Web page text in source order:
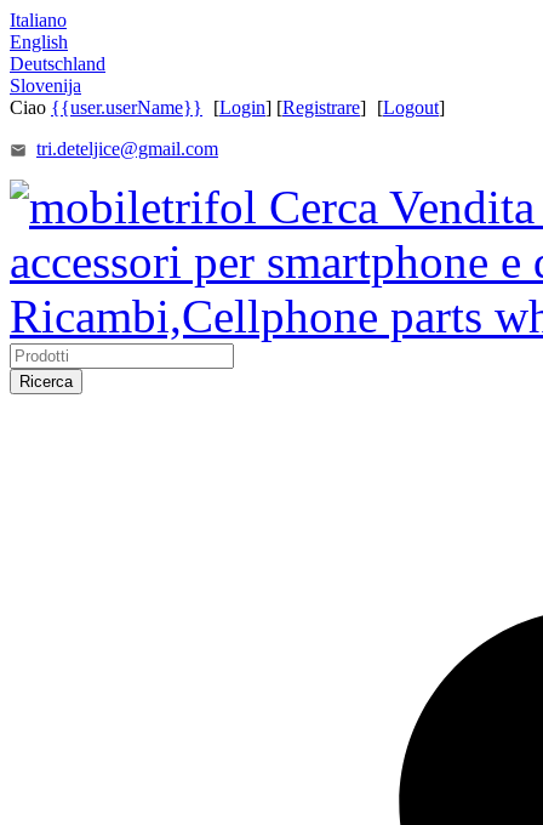
Italiano
English
Deutschland
Slovenija
Ciao {{user.userName}} [Login] [Registrare] [Logout]
tri.deteljice@gmail.com
Ricerca